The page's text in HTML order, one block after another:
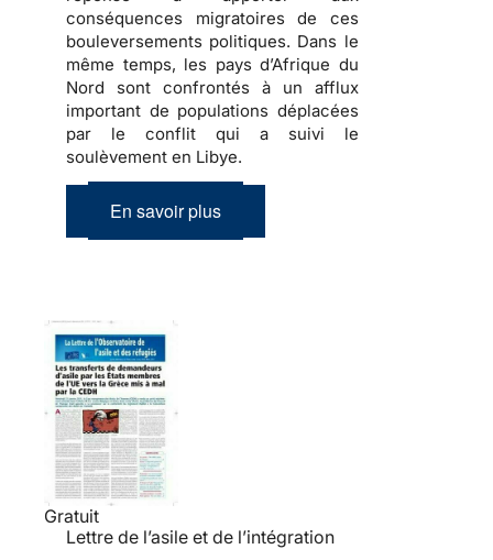
conséquences migratoires de ces
bouleversements politiques. Dans le
même temps, les pays d’Afrique du
Nord sont confrontés à un afflux
important de populations déplacées
par le conflit qui a suivi le
soulèvement en Libye.
En savoir plus
Gratuit
Lettre de l’asile et de l’intégration